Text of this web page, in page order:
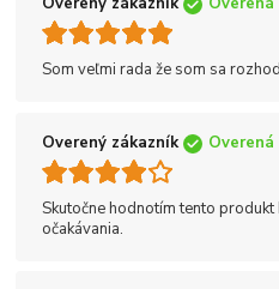
Som veľmi rada že som sa
Overený zákazník Overená
Skutočne hodnotím tento
očakávania.